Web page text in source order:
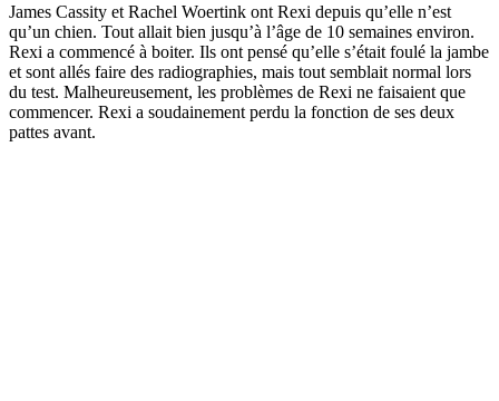
James Cassity et Rachel Woertink ont ​​Rexi depuis qu’elle n’est
qu’un chien. Tout allait bien jusqu’à l’âge de 10 semaines environ.
Rexi a commencé à boiter. Ils ont pensé qu’elle s’était foulé la jambe
et sont allés faire des radiographies, mais tout semblait normal lors
du test. Malheureusement, les problèmes de Rexi ne faisaient que
commencer. Rexi a soudainement perdu la fonction de ses deux
pattes avant.